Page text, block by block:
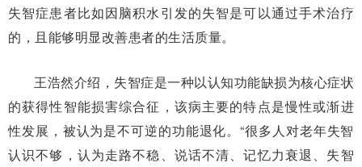
失智症患者比如因脑积水引发的失智是可以通过手术治疗
的，且能够明显改善患者的生活质量。
王浩然介绍，失智症是一种以认知功能缺损为核心症状
的获得性智能损害综合征，该病主要的特点是慢性或渐进
性发展，被认为是不可逆的功能退化。“很多人对老年失智
认识不够，认为走路不稳、说话不清、记忆力衰退、失智